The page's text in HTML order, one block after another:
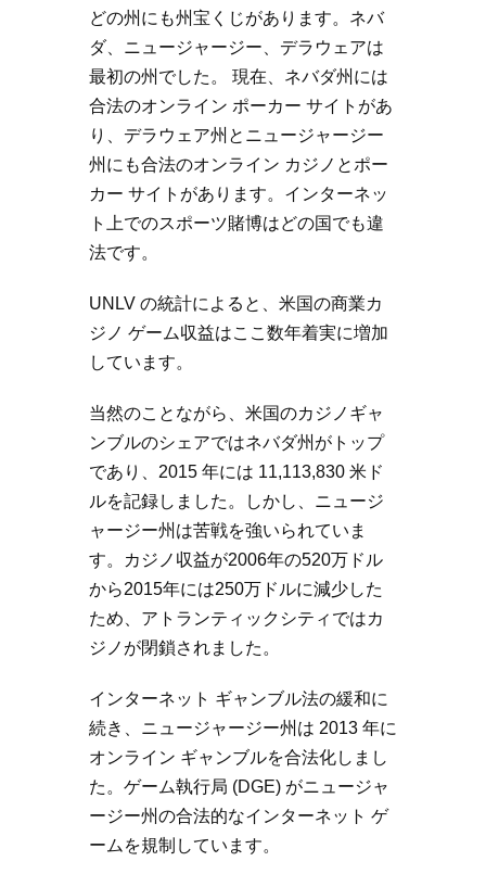
どの州にも州宝くじがあります。ネバ
ダ、ニュージャージー、デラウェアは
最初の州でした。 現在、ネバダ州には
合法のオンライン ポーカー サイトがあ
り、デラウェア州とニュージャージー
州にも合法のオンライン カジノとポー
カー サイトがあります。インターネッ
ト上でのスポーツ賭博はどの国でも違
法です。
UNLV の統計によると、米国の商業カ
ジノ ゲーム収益はここ数年着実に増加
しています。
当然のことながら、米国のカジノギャ
ンブルのシェアではネバダ州がトップ
であり、2015 年には 11,113,830 米ド
ルを記録しました。しかし、ニュージ
ャージー州は苦戦を強いられていま
す。カジノ収益が2006年の520万ドル
から2015年には250万ドルに減少した
ため、アトランティックシティではカ
ジノが閉鎖されました。
インターネット ギャンブル法の緩和に
続き、ニュージャージー州は 2013 年に
オンライン ギャンブルを合法化しまし
た。ゲーム執行局 (DGE) がニュージャ
ージー州の合法的なインターネット ゲ
ームを規制しています。